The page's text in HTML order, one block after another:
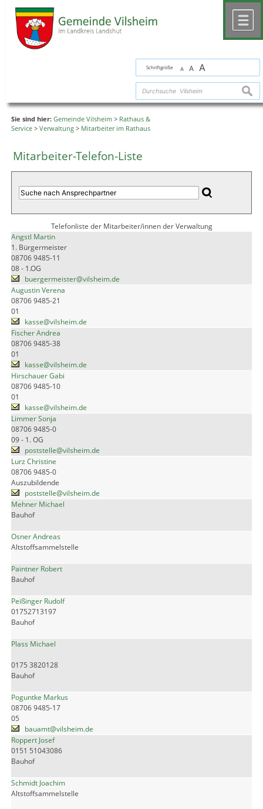
Schriftgröße A A A
Sie sind hier: Gemeinde Vilsheim > Rathaus &
Service > Verwaltung > Mitarbeiter im Rathaus
Mitarbeiter-Telefon-Liste
Telefonliste der Mitarbeiter/innen der Verwaltung
Angstl Martin
1. Bürgermeister
08706 9485-11
08 - 1.OG
buergermeister@vilsheim.de
Augustin Verena
08706 9485-21
01
kasse@vilsheim.de
Fischer Andrea
08706 9485-38
01
kasse@vilsheim.de
Hirschauer Gabi
08706 9485-10
01
kasse@vilsheim.de
Limmer Sonja
08706 9485-0
09 - 1. OG
poststelle@vilsheim.de
Lurz Christine
08706 9485-0
Auszubildende
poststelle@vilsheim.de
Mehner Michael
Bauhof
Osner Andreas
Altstoffsammelstelle
Paintner Robert
Bauhof
Peißinger Rudolf
01752713197
Bauhof
Plass Michael
0175 3820128
Bauhof
Poguntke Markus
08706 9485-17
05
bauamt@vilsheim.de
Roppert Josef
0151 51043086
Bauhof
Schmidt Joachim
Altstoffsammelstelle